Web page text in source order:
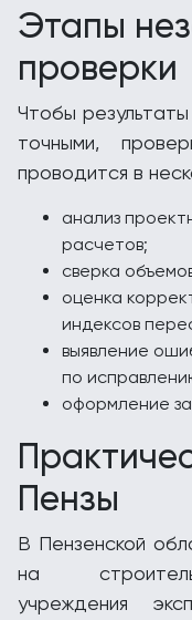
Этапы
проверки
Чтобы
точными,
проводится в
анализ
расчетов;
сверка
оценка
индексов
выявление
по
оформление
Пензы
В Пензенской
на
учреждения